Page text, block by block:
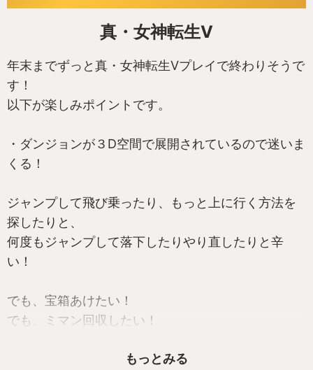
真・女神転生V
年末までずっと真・女神転生Vプレイで終わりそうで
す！
以下が楽しみポイントです。
・ダンジョンが３D空間で展開されているので迷いま
くる！
ジャンプして飛び乗ったり、もっと上に行く方法を
探したりと、
何度もジャンプして落下したりやり直したりと辛
い！
でも、宝箱あけたい！
でも、ミマン回収したい！
もっとみる